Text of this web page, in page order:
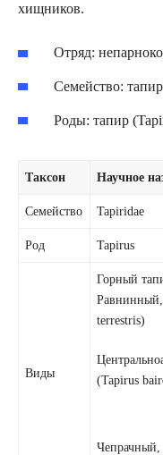
хищников.
Отряд:
Семейство:
Роды: тапир
Таксон Научное
Семейство Tapiridae
Род Tapirus
Виды
Горный
Равнинный,
terrestris)
(Tapirus
Чепрачный,